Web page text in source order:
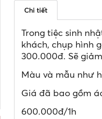
Chi tiết
Trong tiệc sinh
khách, chụp hình
300.000đ. Sẽ
Màu và mẫu như
Giá đã bao gồm
600.000đ/1h